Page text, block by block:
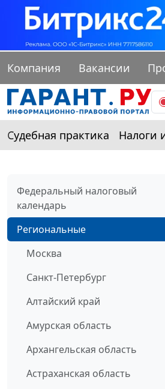
Компания Вакансии
Судебная практика Налоги
Федеральный налоговый
календарь
Региональные
Москва
Санкт-Петербург
Алтайский край
Амурская область
Архангельская область
Астраханская область